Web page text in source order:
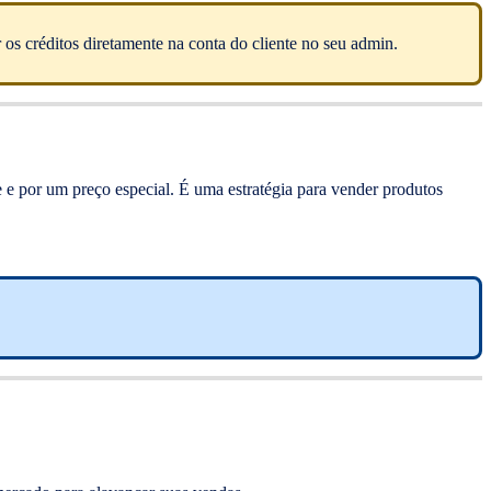
créditos diretamente na conta do cliente no seu admin.
um preço especial. É uma estratégia para vender produtos